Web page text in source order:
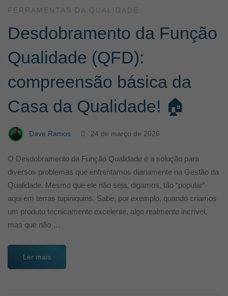
FERRAMENTAS DA QUALIDADE
Desdobramento da Função
Qualidade (QFD):
compreensão básica da
Casa da Qualidade! 🏠
Dave Ramos 24 de março de 2026
O Desdobramento da Função Qualidade é a solução para
diversos problemas que enfrentamos diariamente na Gestão da
Qualidade. Mesmo que ele não seja, digamos, tão “popular”
aqui em terras tupiniquins. Sabe, por exemplo, quando criamos
um produto tecnicamente excelente, algo realmente incrível,
mas que não …
Ler mais